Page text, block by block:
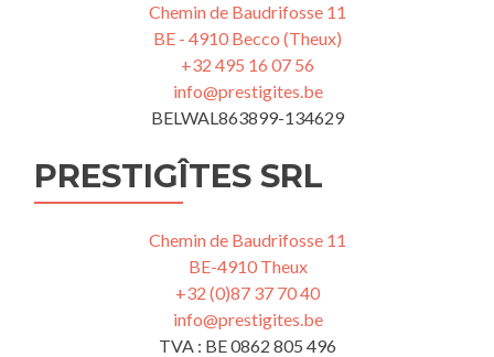
Chemin de Baudrifosse 11
BE - 4910 Becco (Theux)
+32 495 16 07 56
info@prestigites.be
BELWAL863899-134629
PRESTIGÎTES SRL
Chemin de Baudrifosse 11
BE-4910 Theux
+32 (0)87 37 70 40
info@prestigites.be
TVA : BE 0862 805 496